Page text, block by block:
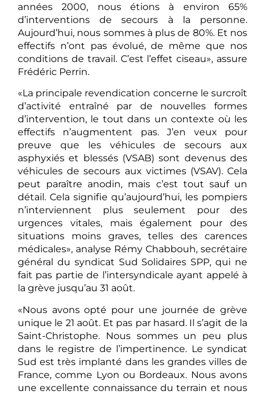
années 2000, nous étions à environ 65%
d’interventions de secours à la personne.
Aujourd’hui, nous sommes à plus de 80%. Et nos
effectifs n’ont pas évolué, de même que nos
conditions de travail. C’est l’effet ciseau», assure
Frédéric Perrin.
«La principale revendication concerne le surcroît
d’activité entraîné par de nouvelles formes
d’intervention, le tout dans un contexte où les
effectifs n’augmentent pas. J’en veux pour
preuve que les véhicules de secours aux
asphyxiés et blessés (VSAB) sont devenus des
véhicules de secours aux victimes (VSAV). Cela
peut paraître anodin, mais c’est tout sauf un
détail. Cela signifie qu’aujourd’hui, les pompiers
n’interviennent plus seulement pour des
urgences vitales, mais également pour des
situations moins graves, telles des carences
médicales», analyse Rémy Chabbouh, secrétaire
général du syndicat Sud Solidaires SPP, qui ne
fait pas partie de l’intersyndicale ayant appelé à
la grève jusqu’au 31 août.
«Nous avons opté pour une journée de grève
unique le 21 août. Et pas par hasard. Il s’agit de la
Saint-Christophe. Nous sommes un peu plus
dans le registre de l’impertinence. Le syndicat
Sud est très implanté dans les grandes villes de
France, comme Lyon ou Bordeaux. Nous avons
une excellente connaissance du terrain et nous